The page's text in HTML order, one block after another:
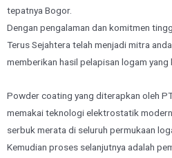
tepatnya Bogor.
Dengan pengalaman dan komitmen
Terus Sejahtera telah menjadi mitra
memberikan hasil pelapisan logam yang
Powder coating yang diterapkan oleh
memakai teknologi elektrostatik
serbuk merata di seluruh permukaan
Kemudian proses selanjutnya adalah